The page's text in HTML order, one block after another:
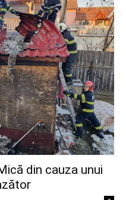
din cauza unui